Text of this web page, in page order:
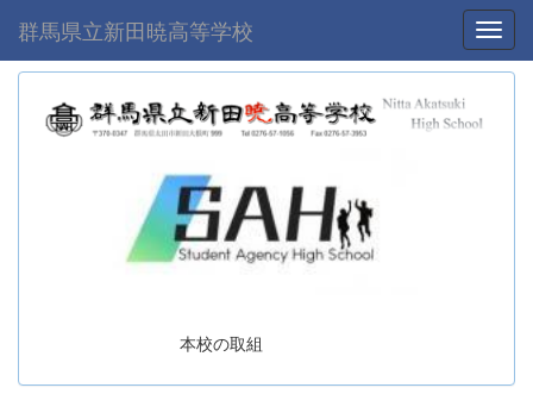
群馬県立新田暁高等学校
本校の取組